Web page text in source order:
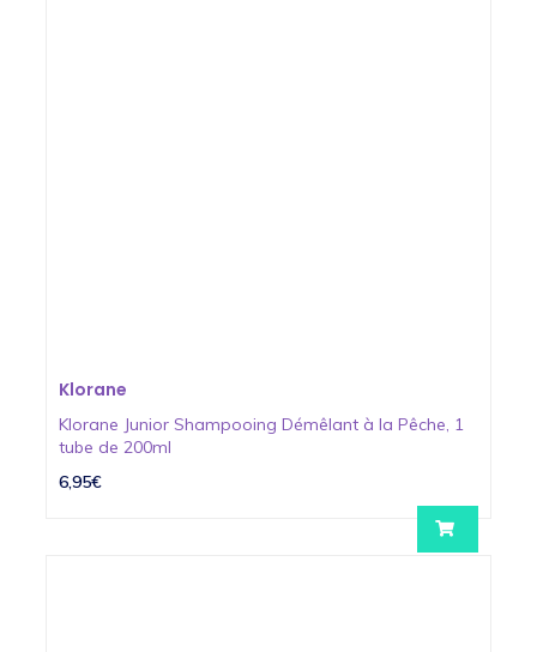
Klorane
Klorane Junior Shampooing Démêlant à la Pêche, 1
tube de 200ml
6,95€